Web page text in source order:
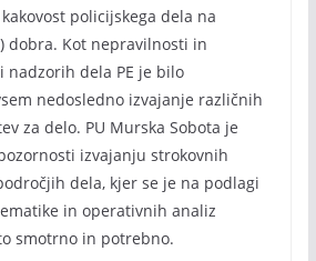
policijskega dela na
dobra. Kot nepravilnosti in
dela PE je bilo
nedosledno izvajanje različnih
za delo. PU Murska Sobota je
izvajanju strokovnih
dela, kjer se je na podlagi
in operativnih analiz
smotrno in potrebno.